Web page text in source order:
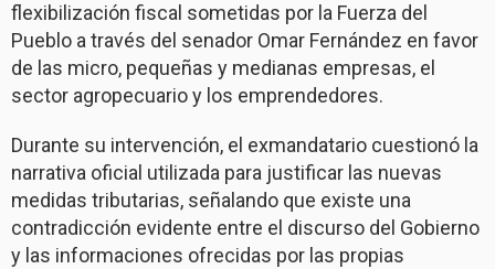
flexibilización fiscal sometidas por la Fuerza del
Pueblo a través del senador Omar Fernández en favor
de las micro, pequeñas y medianas empresas, el
sector agropecuario y los emprendedores.
Durante su intervención, el exmandatario cuestionó la
narrativa oficial utilizada para justificar las nuevas
medidas tributarias, señalando que existe una
contradicción evidente entre el discurso del Gobierno
y las informaciones ofrecidas por las propias